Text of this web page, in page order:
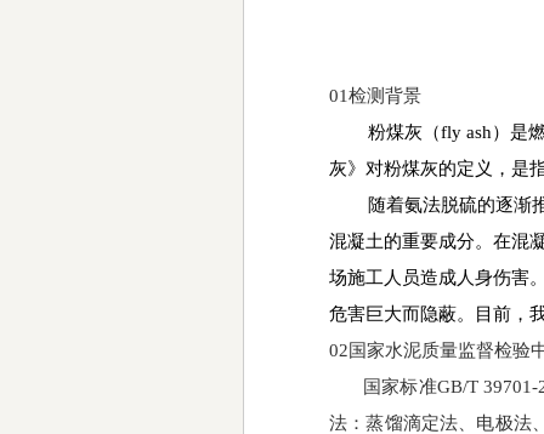
01检测背景
粉煤灰（fly ash）是
灰》对粉煤灰的定义，是
随着氨法脱硫的逐渐
混凝土的重要成分。在混
场施工人员造成人身伤害
危害巨大而隐蔽。目前，
02国家水泥质量监督检验
国家标准GB/T
法：蒸馏滴定法、电极法